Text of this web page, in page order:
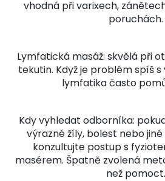
vhodná při varixech,
poruchách.
Lymfatická masáž: skvělá při
tekutin. Když je problém spíš s
lymfatika často
Kdy vyhledat odborníka:
výrazné žíly, bolest nebo
konzultujte postup s
masérem. Špatně zvolená
než pomoct.